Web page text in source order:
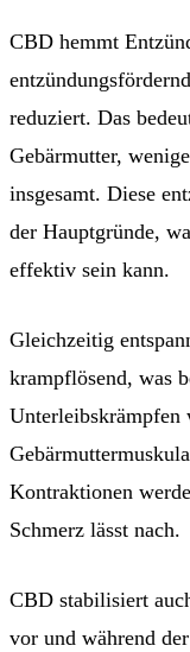
CBD hemmt
reduziert. Das
Gebärmutter,
insgesamt. Diese
der Hauptgründe,
effektiv sein kann.
Gleichzeitig
krampflösend, was
Unterleibskrämpfen
Kontraktionen
Schmerz lässt nach.
CBD stabilisiert
vor und während